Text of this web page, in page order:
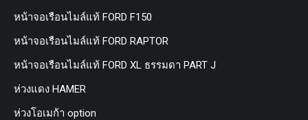
หน้าจอเรือนไมล์แท้ FORD F150
หน้าจอเรือนไมล์แท้ FORD RAPTOR
หน้าจอเรือนไมล์แท้ FORD XL ธรรมดา PART J
ห่วงแดง HAMER
ห่วงโอเมก้า option